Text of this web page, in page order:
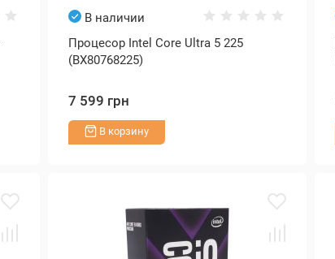
В наличии
Процесор Intel Core Ultra 5 225
(BX80768225)
7 599 грн
В корзину